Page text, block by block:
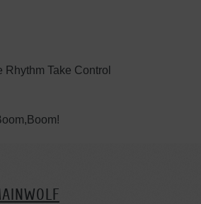
Rhythm Take Control